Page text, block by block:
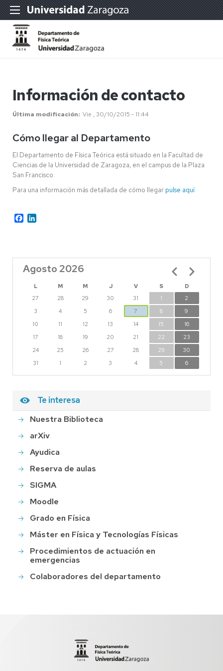
Información de contacto
Última modificación Vie , 30/10/2015 - 11:44
Cómo llegar al Departamento
El Departamento de Física Teórica está situado en la Facultad de
Ciencias de la Universidad de Zaragoza, en el campus de la Plaza
San Francisco.
Para una información más detallada de cómo llegar pulse aquí
Facebook
Agosto 2026
L M M J V S
D
27
28 29 30 31 1
2
3
4 5 6 7 8
9
10
11 12 13 14 15
16
17
18 19 20 21 22
23
24
25 26 27 28 29
30
31
1 2 3 4 5 6
Paginación
Te interesa
Nuestra Biblioteca
arXiv
Ayudica
Reserva de aulas
SIGMA
Moodle
Grado en Física
Máster en Física y Tecnologías Físicas
Procedimientos de actuación en
emergencias
Colaboradores del departamento